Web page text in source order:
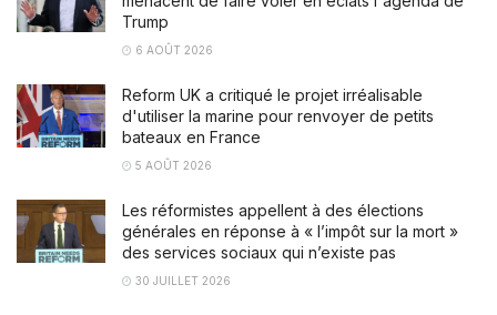
Trump
6 AOÛT 2026
Reform UK a critiqué le projet irréalisable
d'utiliser la marine pour renvoyer de petits
bateaux en France
5 AOÛT 2026
Les réformistes appellent à des élections
générales en réponse à « l’impôt sur la mort »
des services sociaux qui n’existe pas
30 JUILLET 2026